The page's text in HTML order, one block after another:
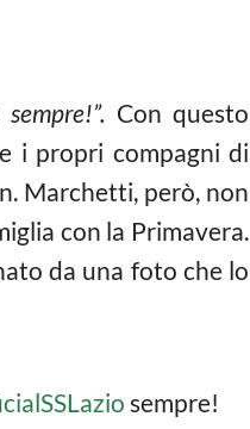
Con questo
i propri compagni di
Marchetti, però, non
con la Primavera.
da una foto che lo
sempre!